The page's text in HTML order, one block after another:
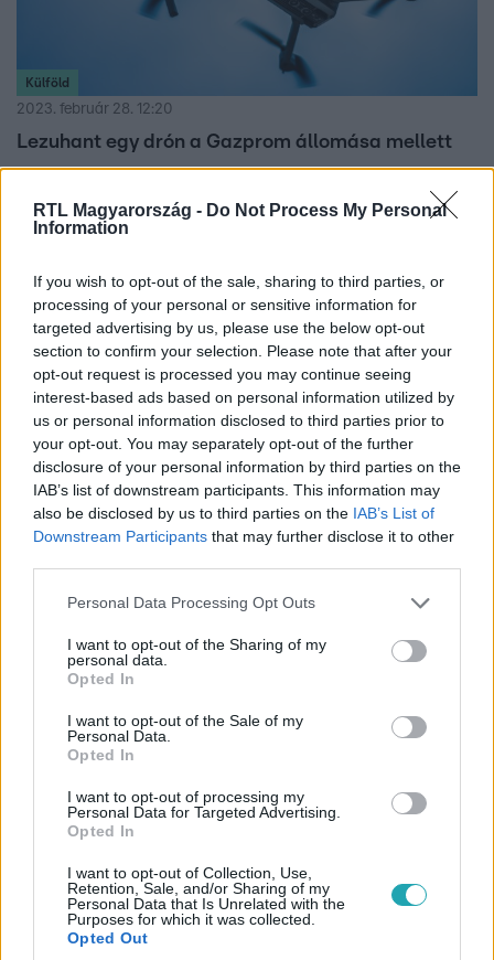
RTL Magyarország - Do Not Process My Personal
Information
If you wish to opt-out of the sale, sharing to third parties, or
processing of your personal or sensitive information for
targeted advertising by us, please use the below opt-out
section to confirm your selection. Please note that after your
opt-out request is processed you may continue seeing
interest-based ads based on personal information utilized by
us or personal information disclosed to third parties prior to
your opt-out. You may separately opt-out of the further
disclosure of your personal information by third parties on the
IAB’s list of downstream participants. This information may
also be disclosed by us to third parties on the IAB’s List of
Downstream Participants that may further disclose it to other
Please note that this website/app uses one or more Google
not limited to your visit or usage behaviour. You may click to
grant or deny consent to Google and its third-party tags to
use your data for below specified purposes in below Google
consent section.
Personal Data Processing Opt Outs
I want to opt-out of the Sharing of my
personal data.
Opted In
I want to opt-out of the Sale of my
Personal Data.
Opted In
I want to opt-out of processing my
Personal Data for Targeted Advertising.
Opted In
I want to opt-out of Collection, Use,
Retention, Sale, and/or Sharing of my
Personal Data that Is Unrelated with the
Purposes for which it was collected.
Opted Out
Külföld
2023. február 28. 12:20
Lezuhant egy drón a Gazprom állomása mellett
Mindössze 100 méterre az állomástól csapódott a földbe,
azt egyelőre nem tudni, hogy milyen drónról van szó.
Külföld
2023. január 13. 20:52
Deutsche Welle: Putyin elvesztette a németek
elleni gázháborút
Gazdaság